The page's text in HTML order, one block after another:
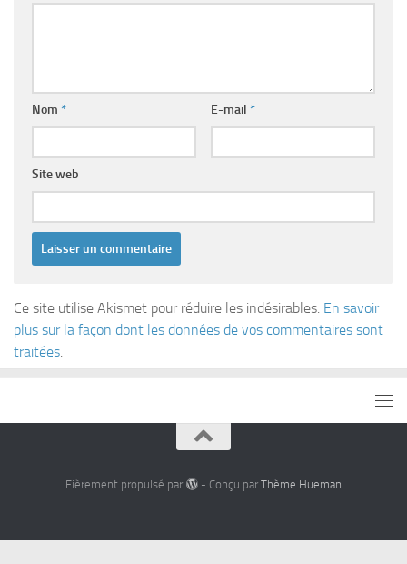
Nom * E-mail *
Site web
Ce site utilise Akismet pour réduire les indésirables. En savoir
plus sur la façon dont les données de vos commentaires sont
traitées.
Fièrement propulsé par - Conçu par Thème Hueman